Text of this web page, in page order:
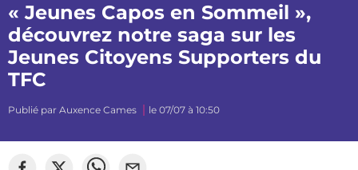
« Jeunes Capos en Sommeil »,
découvrez notre saga sur les
Jeunes Citoyens Supporters du
TFC
Publié par Auxence Cames le 07/07 à 10:50